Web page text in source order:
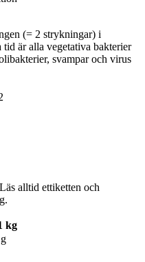
(= 2 strykningar) i
är alla vegetativa bakterier
svampar och virus
alltid ettiketten och
kg